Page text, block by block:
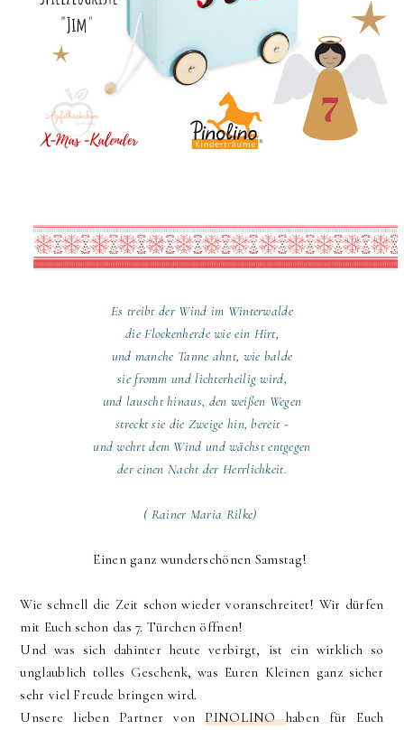
Es treibt der Wind im Winterwalde
die Flockenherde wie ein Hirt,
und manche Tanne ahnt, wie balde
sie fromm und lichterheilig wird,
und lauscht hinaus, den weißen Wegen
streckt sie die Zweige hin, bereit -
und wehrt dem Wind und wächst entgegen
der einen Nacht der Herrlichkeit.
( Rainer Maria Rilke)
Einen ganz wunderschönen Samstag!
Wie schnell die Zeit schon wieder voranschreitet! Wir dürfen
mit Euch schon das 7. Türchen öffnen!
Und was sich dahinter heute verbirgt, ist ein wirklich so
unglaublich tolles Geschenk, was Euren Kleinen ganz sicher
sehr viel Freude bringen wird.
Unsere lieben Partner vonPINOLINOhaben für Euch